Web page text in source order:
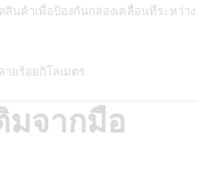
นค้าเพื่อป้องกันกล่องเคลื่อนที่ระหว่าง
ายร้อยกิโลเมตร
มจากมือ